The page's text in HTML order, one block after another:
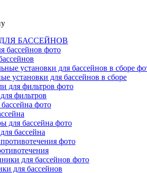
БАССЕЙНОВ
установки для бассейнов в сборе
фильтров
бассейна
для бассейнов